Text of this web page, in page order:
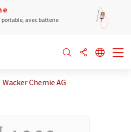
avec batterie
Wacker Chemie AG